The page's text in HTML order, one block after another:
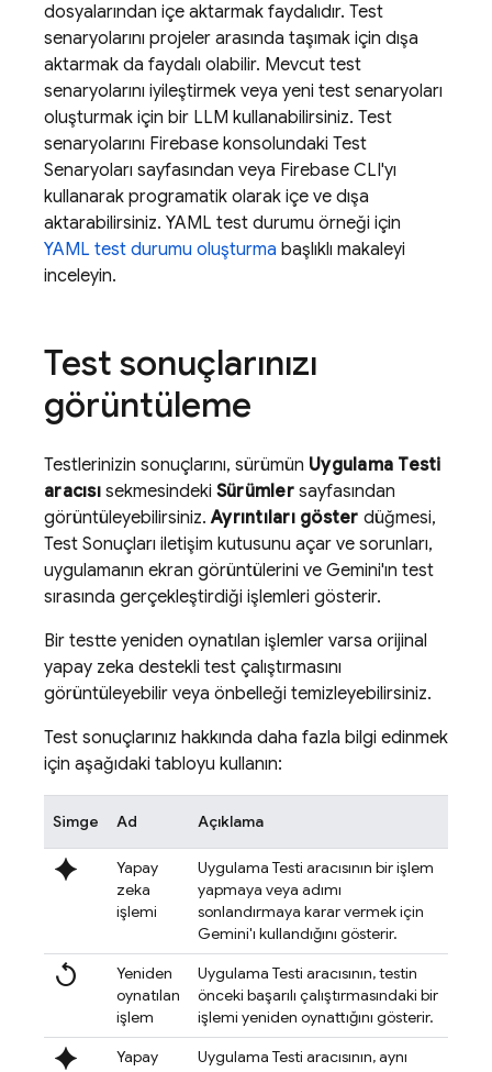
dosyalarından içe aktarmak faydalıdır. Test
senaryolarını projeler arasında taşımak için dışa
aktarmak da faydalı olabilir. Mevcut test
senaryolarını iyileştirmek veya yeni test senaryoları
oluşturmak için bir LLM kullanabilirsiniz. Test
senaryolarını Firebase konsolundaki Test
Senaryoları sayfasından veya Firebase CLI'yı
kullanarak programatik olarak içe ve dışa
aktarabilirsiniz. YAML test durumu örneği için
YAML test durumu oluşturma başlıklı makaleyi
inceleyin.
Test sonuçlarınızı
görüntüleme
Testlerinizin sonuçlarını, sürümün Uygulama Testi
aracısısekmesindeki Sürümlersayfasından
görüntüleyebilirsiniz.Ayrıntıları göster düğmesi,
Test Sonuçları iletişim kutusunu açar ve sorunları,
uygulamanın ekran görüntülerini ve Gemini'ın test
sırasında gerçekleştirdiği işlemleri gösterir.
Bir testte yeniden oynatılan işlemler varsa orijinal
yapay zeka destekli test çalıştırmasını
görüntüleyebilir veya önbelleği temizleyebilirsiniz.
Test sonuçlarınız hakkında daha fazla bilgi edinmek
için aşağıdaki tabloyu kullanın:
Simge Ad Açıklama
spark
Yapay
zeka
işlemi
Uygulama Testi aracısının bir işlem
yapmaya veya adımı
sonlandırmaya karar vermek için
Gemini'ı kullandığını gösterir.
replay
Yeniden
oynatılan
işlem
Uygulama Testi aracısının, testin
önceki başarılı çalıştırmasındaki bir
işlemi yeniden oynattığını gösterir.
spark
Yapay
Uygulama Testi aracısının, aynı